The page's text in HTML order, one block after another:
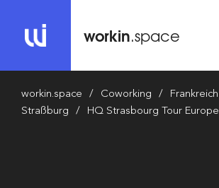
workin.space
workin.space Coworking Frankreich
Straßburg
HQ Strasbourg Tour Europe